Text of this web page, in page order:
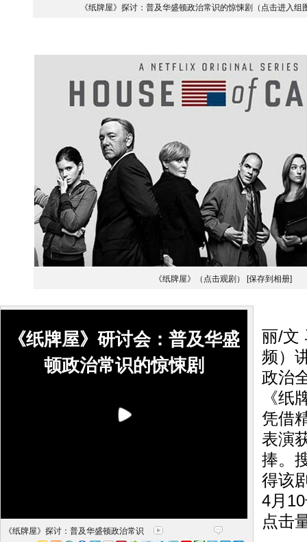
《纸牌屋》探讨：普及华盛顿政治常识的惊悚剧（点击进入组
《纸牌屋》（点击观剧） [保存到相册]
《纸牌屋》研讨会：普及华盛
顿政治常识的惊悚剧
《纸牌屋》探讨：普及华盛顿政治常识
丽/文
频）
政治
《纸
凭借
表演
捧。
得该
4月
点击